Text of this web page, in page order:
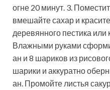
огне 20 минут. 3.
вмешайте сахар и
деревянного пестика или
Влажными руками
ан и 8 шариков из
шарики и аккуратно
ан. Промойте листья